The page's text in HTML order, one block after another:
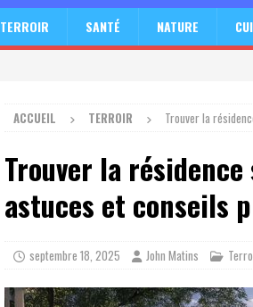
TERROIR SANTÉ NATURE
ACCUEIL TERROIR Trouver la
Trouver la
astuces et conseils
septembre 18, 2025 John Matins